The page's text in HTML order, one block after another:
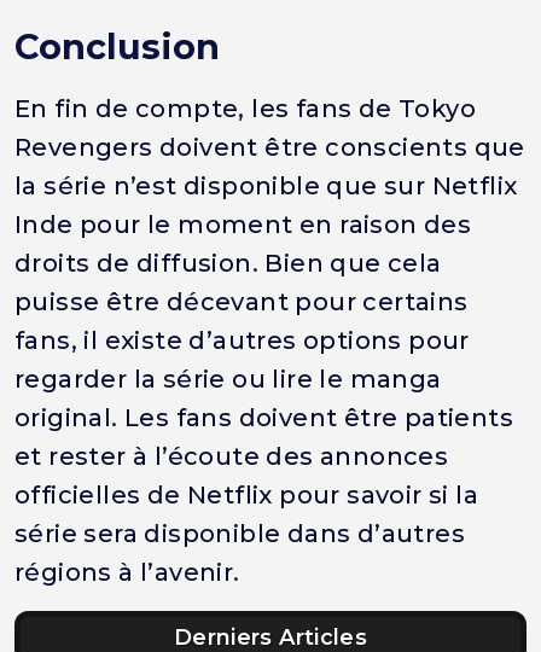
Conclusion
En fin de compte, les fans de Tokyo
Revengers doivent être conscients que
la série n’est disponible que sur Netflix
Inde pour le moment en raison des
droits de diffusion. Bien que cela
puisse être décevant pour certains
fans, il existe d’autres options pour
regarder la série ou lire le manga
original. Les fans doivent être patients
et rester à l’écoute des annonces
officielles de Netflix pour savoir si la
série sera disponible dans d’autres
régions à l’avenir.
Derniers Articles